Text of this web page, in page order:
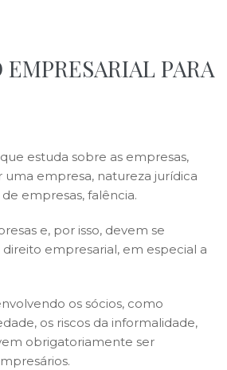
PARA
estuda sobre as empresas,
empresa, natureza jurídica
empresas, falência.
e, por isso, devem se
empresarial, em especial a
os sócios, como
os riscos da informalidade,
obrigatoriamente ser